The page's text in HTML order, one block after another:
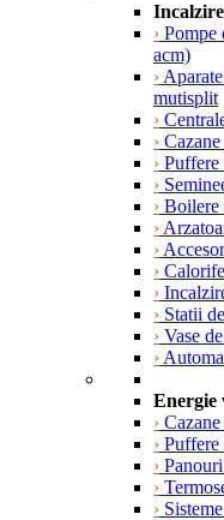
Incalzire
› Pompe
acm)
›
mutisplit
›
›
› Puffere
›
› Boilere
›
›
›
›
› Statii
› Vase
›
Energie
›
› Puffere
›
›
›